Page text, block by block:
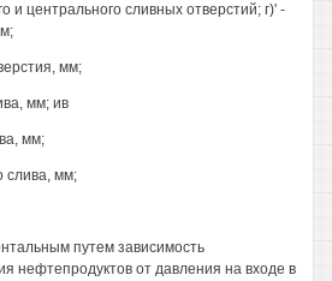
и центрального сливных отверстий; г)' -
мм;
мм; ив
мм;
слива, мм;
путем зависимость
нефтепродуктов от давления на входе в